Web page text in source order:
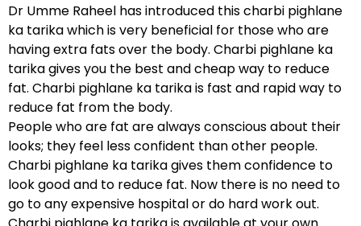
Dr Umme Raheel has introduced this charbi pighlane
ka tarika which is very beneficial for those who are
having extra fats over the body. Charbi pighlane ka
tarika gives you the best and cheap way to reduce
fat. Charbi pighlane ka tarika is fast and rapid way to
reduce fat from the body.
People who are fat are always conscious about their
looks; they feel less confident than other people.
Charbi pighlane ka tarika gives them confidence to
look good and to reduce fat. Now there is no need to
go to any expensive hospital or do hard work out.